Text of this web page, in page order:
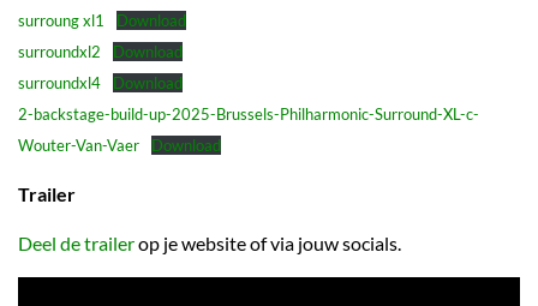
surroung xl1
Download
surroundxl2
Download
surroundxl4
Download
2-backstage-build-up-2025-Brussels-Philharmonic-Surround-XL-c-
Wouter-Van-Vaer
Download
Trailer
Deel de trailerop je website of via jouw socials.